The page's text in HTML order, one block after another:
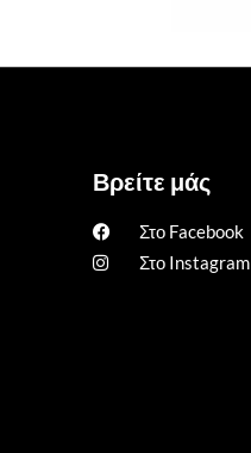
Βρείτε μάς
Στο Facebook
Στο Instagram